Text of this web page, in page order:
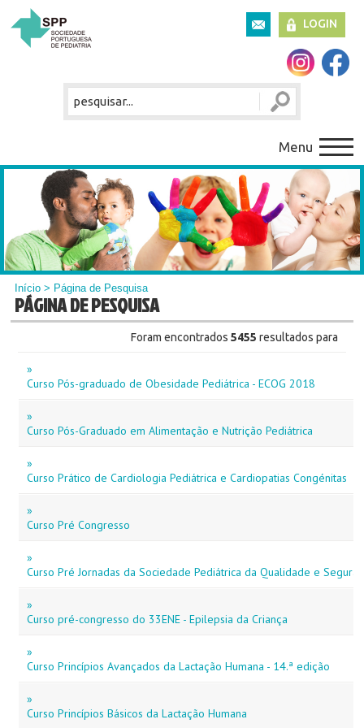
LOGIN
Menu
Início > Página de Pesquisa
PÁGINA DE PESQUISA
Foram encontrados 5455resultados para
»
Curso Pós-graduado de Obesidade Pediátrica - ECOG 2018
»
Curso Pós-Graduado em Alimentação e Nutrição Pediátrica
»
Curso Prático de Cardiologia Pediátrica e Cardiopatias Congénitas
»
Curso Pré Congresso
»
Curso Pré Jornadas da Sociedade Pediátrica da Qualidade e
»
Curso pré-congresso do 33ENE - Epilepsia da Criança
»
Curso Princípios Avançados da Lactação Humana - 14.ª edição
»
Curso Princípios Básicos da Lactação Humana